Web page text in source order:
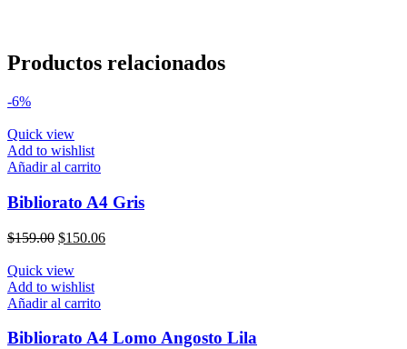
Productos relacionados
-6%
Quick view
Add to wishlist
Añadir al carrito
Bibliorato A4 Gris
$159.00 El
original
era:
$159.00.
$150.06El
Quick view
Add to wishlist
Añadir al carrito
Bibliorato A4 Lomo Angosto Lila